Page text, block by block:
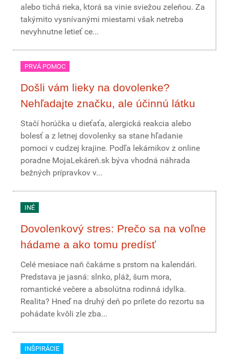
alebo tichá rieka, ktorá sa vinie sviežou zeleňou. Za
takýmito vysnívanými miestami však netreba
nevyhnutne letieť ce...
PRVÁ POMOC
Došli vám lieky na dovolenke?
Nehľadajte značku, ale účinnú látku
Stačí horúčka u dieťaťa, alergická reakcia alebo
bolesť a z letnej dovolenky sa stane hľadanie
pomoci v cudzej krajine. Podľa lekárnikov z online
poradne MojaLekáreň.sk býva vhodná náhrada
bežných prípravkov v...
INÉ
Dovolenkový stres: Prečo sa na voľne
hádame a ako tomu predísť
Celé mesiace naň čakáme s prstom na kalendári.
Predstava je jasná: slnko, pláž, šum mora,
romantické večere a absolútna rodinná idylka.
Realita? Hneď na druhý deň po prílete do rezortu sa
pohádate kvôli zle zba...
INŠPIRÁCIE